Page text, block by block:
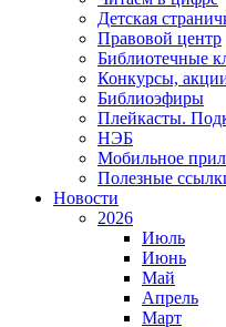
Детская
Правовой центр
Библиотечные
Конкурсы,
Библиоэфиры
Плейкасты.
НЭБ
Мобильное
Полезные
Новости
2026
Июль
Июнь
Май
Апрель
Март